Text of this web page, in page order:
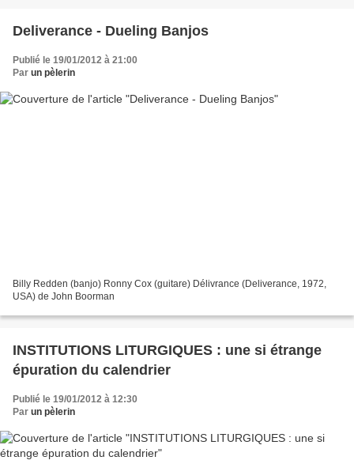
Deliverance - Dueling Banjos
Publié le 19/01/2012 à 21:00
Par un pèlerin
Billy Redden (banjo) Ronny Cox (guitare) Délivrance (Deliverance, 1972,
USA) de John Boorman
INSTITUTIONS LITURGIQUES : une si étrange
épuration du calendrier
Publié le 19/01/2012 à 12:30
Par un pèlerin